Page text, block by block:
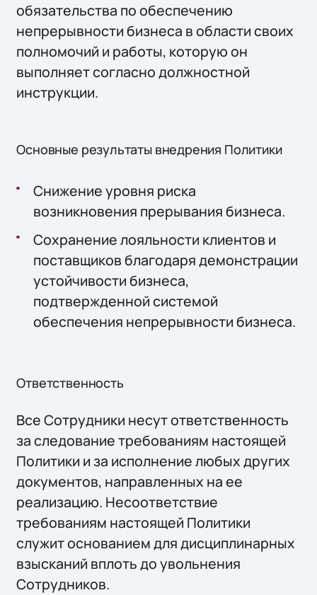
обязательства по обеспечению
непрерывности бизнеса в области своих
полномочий и работы, которую он
выполняет согласно должностной
инструкции.
Основные результаты внедрения Политики
Снижение уровня риска
возникновения прерывания бизнеса.
Сохранение лояльности клиентов и
поставщиков благодаря демонстрации
устойчивости бизнеса,
подтвержденной системой
обеспечения непрерывности бизнеса.
Ответственность
Все Сотрудники несут ответственность
за следование требованиям настоящей
Политики и за исполнение любых других
документов, направленных на ее
реализацию. Несоответствие
требованиям настоящей Политики
служит основанием для дисциплинарных
взысканий вплоть до увольнения
Сотрудников.